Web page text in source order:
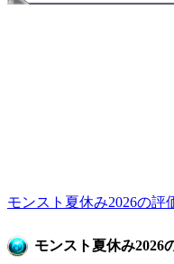
モンスト夏休み2026の評
モンスト夏休み2026